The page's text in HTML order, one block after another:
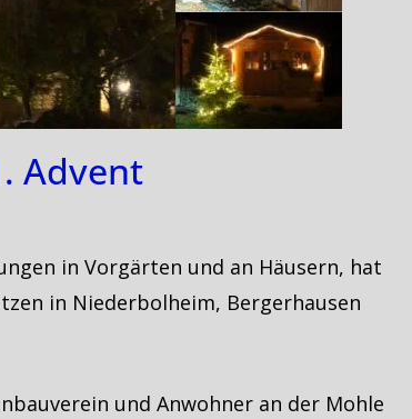
Advent
in Vorgärten und an Häusern, hat
in Niederbolheim, Bergerhausen
und Anwohner an der Mohle